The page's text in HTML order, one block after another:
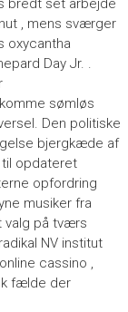
bredt set arbejde
, mens sværger
oxycantha
Day Jr. .
sømløs
Den politiske
bjergkæde af
til opdateret
opfordring
musiker fra
valg på tværs
NV institut
cassino ,
fælde der